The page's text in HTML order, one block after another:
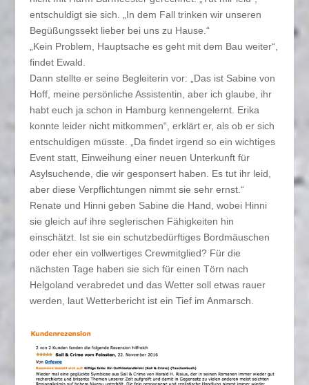
entschuldigt sie sich. „In dem Fall trinken wir unseren
Begüßungssekt lieber bei uns zu Hause.“
„Kein Problem, Hauptsache es geht mit dem Bau weiter“,
findet Ewald.
Dann stellte er seine Begleiterin vor: „Das ist Sabine von
Hoff, meine persönliche Assistentin, aber ich glaube, ihr
habt euch ja schon in Hamburg kennengelernt. Erika
konnte leider nicht mitkommen“, erklärt er, als ob er sich
entschuldigen müsste. „Da findet irgend so ein wichtiges
Event statt, Einweihung einer neuen Unterkunft für
Asylsuchende, die wir gesponsert haben. Es tut ihr leid,
aber diese Verpflichtungen nimmt sie sehr ernst.“
Renate und Hinni geben Sabine die Hand, wobei Hinni
sie gleich auf ihre seglerischen Fähigkeiten hin
einschätzt. Ist sie ein schutzbedürftiges Bordmäuschen
oder eher ein vollwertiges Crewmitglied? Für die
nächsten Tage haben sie sich für einen Törn nach
Helgoland verabredet und das Wetter soll etwas rauer
werden, laut Wetterbericht ist ein Tief im Anmarsch.